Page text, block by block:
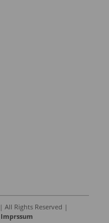
| All Rights Reserved |
Imprssum